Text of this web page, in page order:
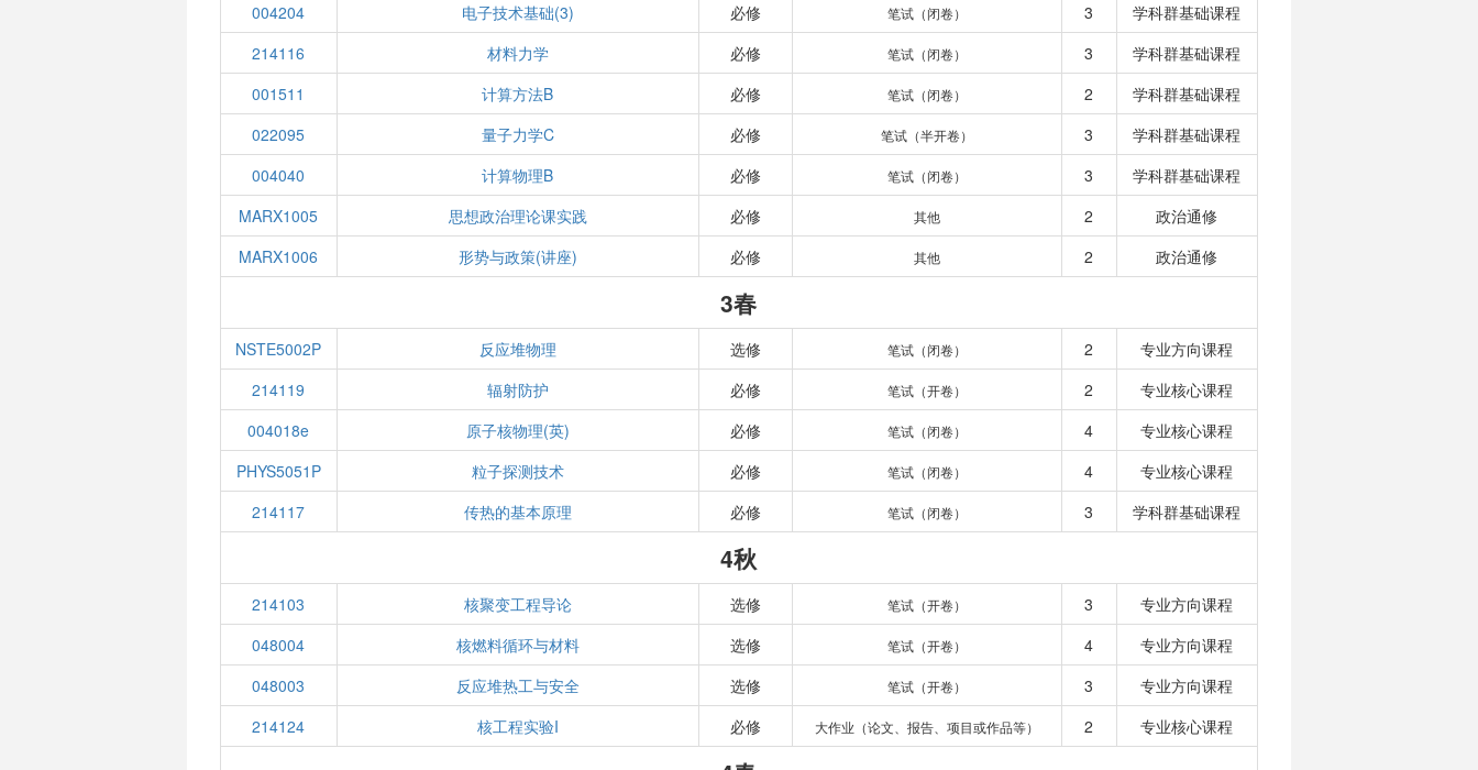
004204
电子技术基础(3) 必修 笔试（闭卷） 3
学科群基础课程
214116
材料力学 必修 笔试（闭卷） 3
学科群基础课程
001511
计算方法B 必修 笔试（闭卷） 2
学科群基础课程
022095
量子力学C 必修 笔试（半开卷） 3
学科群基础课程
004040
计算物理B 必修 笔试（闭卷） 3
学科群基础课程
MARX1005
思想政治理论课实践 必修 其他 2
政治通修
MARX1006
形势与政策(讲座) 必修 其他 2 政治通修
3春
NSTE5002P 反应堆物理 选修 笔试（闭卷） 2
专业方向课程
214119
辐射防护 必修 笔试（开卷） 2
专业核心课程
004018e
原子核物理(英) 必修 笔试（闭卷） 4
专业核心课程
PHYS5051P
粒子探测技术 必修 笔试（闭卷） 4
专业核心课程
214117
传热的基本原理 必修 笔试（闭卷） 3 学科群基础课程
4秋
214103 核聚变工程导论 选修 笔试（开卷） 3
专业方向课程
048004
核燃料循环与材料 选修 笔试（开卷） 4
专业方向课程
048003
反应堆热工与安全 选修 笔试（开卷） 3
专业方向课程
214124
核工程实验I 必修 大作业（论文、报告、项目或作品等） 2 专业核心课程